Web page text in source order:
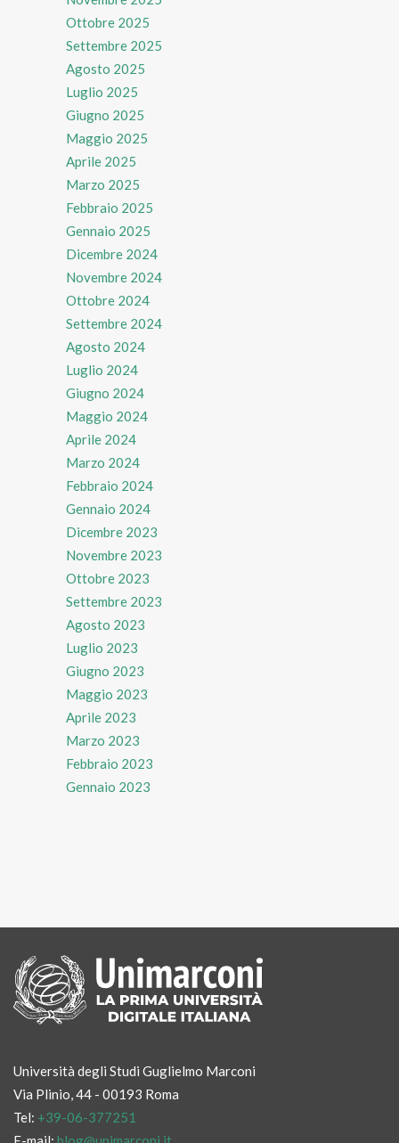
Ottobre 2025
Settembre 2025
Agosto 2025
Luglio 2025
Giugno 2025
Maggio 2025
Aprile 2025
Marzo 2025
Febbraio 2025
Gennaio 2025
Dicembre 2024
Novembre 2024
Ottobre 2024
Settembre 2024
Agosto 2024
Luglio 2024
Giugno 2024
Maggio 2024
Aprile 2024
Marzo 2024
Febbraio 2024
Gennaio 2024
Dicembre 2023
Novembre 2023
Ottobre 2023
Settembre 2023
Agosto 2023
Luglio 2023
Giugno 2023
Maggio 2023
Aprile 2023
Marzo 2023
Febbraio 2023
Gennaio 2023
Università degli Studi Guglielmo Marconi
Via Plinio, 44 - 00193 Roma
Tel: +39-06-377251